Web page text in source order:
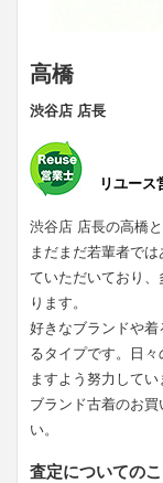
高橋
渋谷店 店長
リユース
渋谷店 店長の高橋と
まだまだ若輩者で
ていただいており
ります。
好きなブランドや
るタイプです。日
ますよう努力してい
ブランド古着のお
い。
査定についての